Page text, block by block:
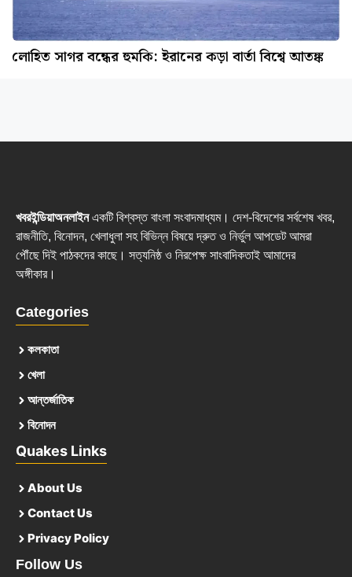
লোহিত সাগর বন্ধের হুমকি: ইরানের কড়া বার্তা বিশ্বে আতঙ্ক
খবরইন্ডিয়াঅনলাইনএকটি বিশ্বস্ত বাংলা সংবাদমাধ্যম। দেশ-বিদেশের সর্বশেষ খবর,
রাজনীতি, বিনোদন, খেলাধুলা সহ বিভিন্ন বিষয়ে দ্রুত ও নির্ভুল আপডেট আমরা
পৌঁছে দিই পাঠকদের কাছে। সত্যনিষ্ঠ ও নিরপেক্ষ সাংবাদিকতাই আমাদের
অঙ্গীকার।
Categories
কলকাতা
খেলা
আন্তর্জাতিক
বিনোদন
Quakes Links
About Us
Contact Us
Privacy Policy
Follow Us